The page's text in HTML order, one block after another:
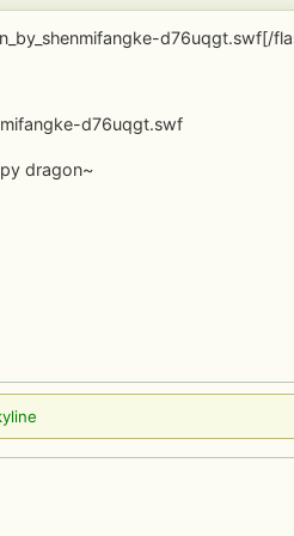
d76uqgt.swf[/
d76uqgt.swf
dragon~